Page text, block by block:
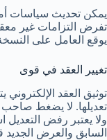
يمكن تحديث سياسات
تفرض التزامات غير
يوقع العامل على
تغيير العقد في قوى
توثيق العقد
تعديلها. لا يضغط صاحب
ولا يعتبر رفض التعديل
السابق والعرض الجديد